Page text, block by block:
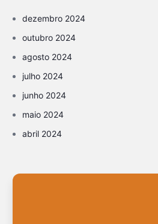
dezembro 2024
outubro 2024
agosto 2024
julho 2024
junho 2024
maio 2024
abril 2024